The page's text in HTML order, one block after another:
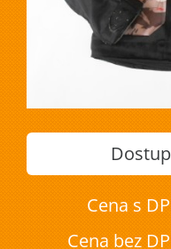
Cena s
Cena bez